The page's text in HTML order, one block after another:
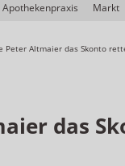
Apothekenpraxis Markt
Peter Altmaier das Skonto
das